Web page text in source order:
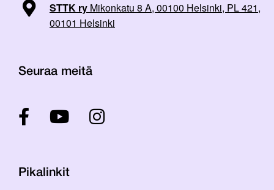
STTK ry Mikonkatu 8 A, 00100 Helsinki, PL 421,
00101 Helsinki
Seuraa meitä
Pikalinkit